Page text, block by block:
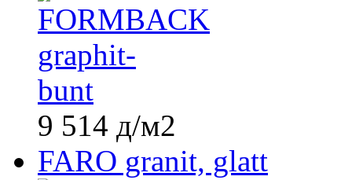
9 514 д/м2
FARO granit, glatt